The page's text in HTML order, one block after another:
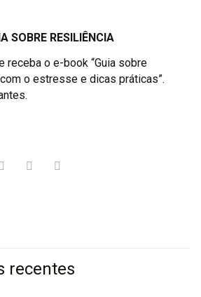
SOBRE RESILIÊNCIA
receba o e-book “Guia sobre
o estresse e dicas práticas”.
recentes